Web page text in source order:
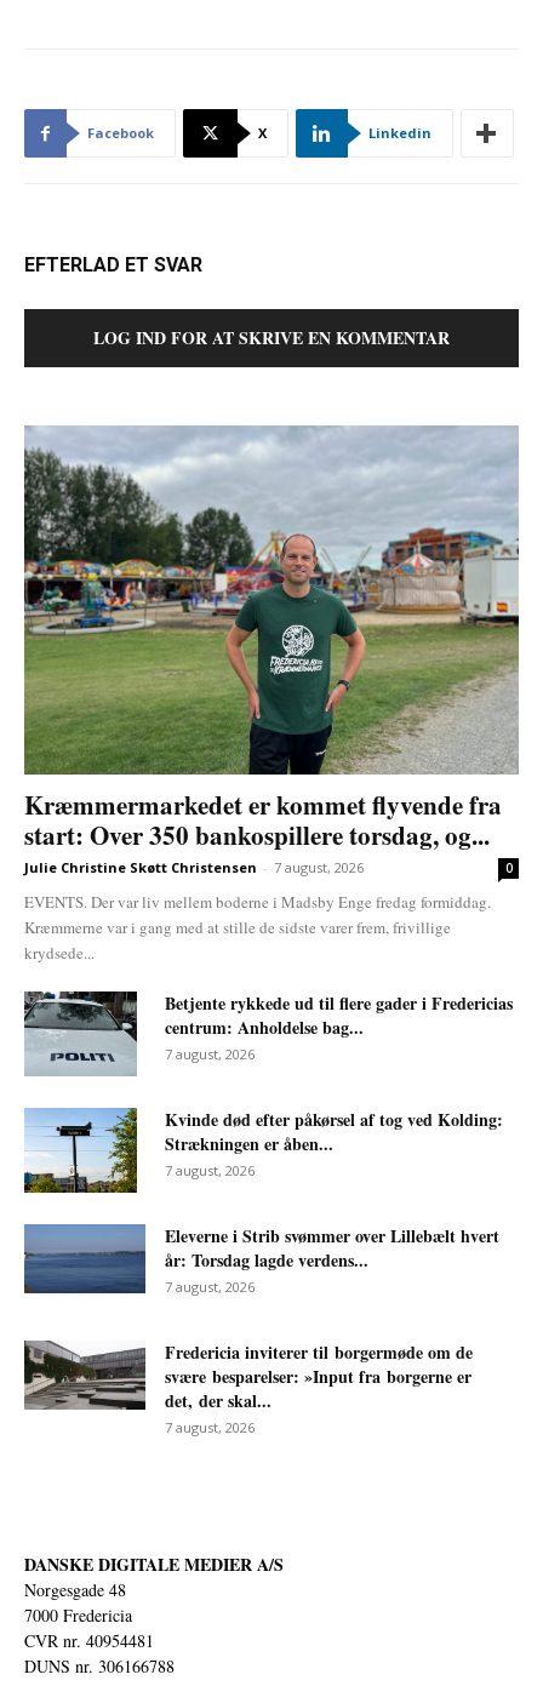
Facebook X Linkedin
EFTERLAD ET SVAR
LOG IND FOR AT SKRIVE EN KOMMENTAR
Kræmmermarkedet er kommet flyvende fra
start: Over 350 bankospillere torsdag, og...
Julie Christine Skøtt Christensen - 7 august, 2026 0
EVENTS. Der var liv mellem boderne i Madsby Enge fredag formiddag.
Kræmmerne var i gang med at stille de sidste varer frem, frivillige
krydsede...
Betjente rykkede ud til flere gader i Fredericias
centrum: Anholdelse bag...
7 august, 2026
Kvinde død efter påkørsel af tog ved Kolding:
Strækningen er åben...
7 august, 2026
Eleverne i Strib svømmer over Lillebælt hvert
år: Torsdag lagde verdens...
7 august, 2026
Fredericia inviterer til borgermøde om de
svære besparelser: »Input fra borgerne er
det, der skal...
7 august, 2026
DANSKE DIGITALE MEDIER A/S
Norgesgade 48
7000 Fredericia
CVR nr. 40954481
DUNS nr. 306166788